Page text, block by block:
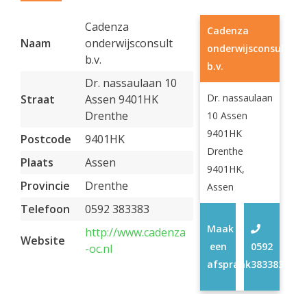
Naam
Cadenza
onderwijsconsult
b.v.
Straat
Dr. nassaulaan 10
Assen 9401HK
Drenthe
Postcode
9401HK
Plaats
Assen
Provincie
Drenthe
Telefoon
0592 383383
Website
http://www.cadenza
-oc.nl
Cadenza
onderwijsconsult
b.v.
Dr. nassaulaan
10 Assen
9401HK
Drenthe
9401HK,
Assen
0592
383383
Maak
een
afspraak